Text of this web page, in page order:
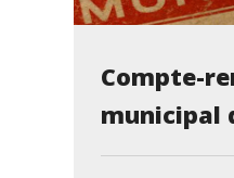
Compte-
municipal